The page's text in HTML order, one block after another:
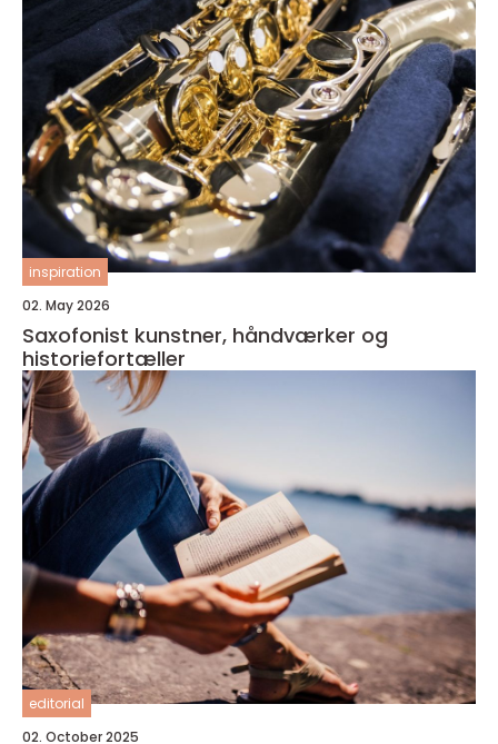
inspiration
02. May 2026
Saxofonist kunstner, håndværker og
historiefortæller
editorial
02. October 2025